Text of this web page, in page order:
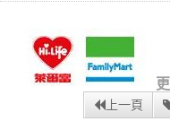
上一頁